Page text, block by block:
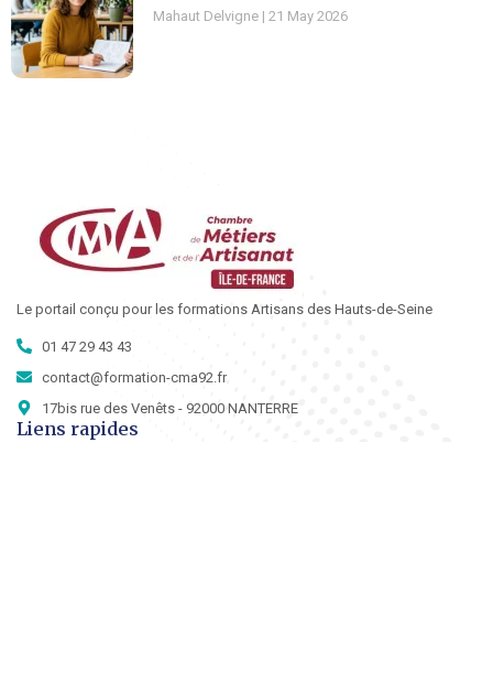
Mahaut Delvigne 21 May 2026
Le portail conçu pour les formations Artisans des Hauts-de-Seine
01 47 29 43 43
contact@formation-cma92.fr
17bis rue des Venêts - 92000 NANTERRE
Liens rapides